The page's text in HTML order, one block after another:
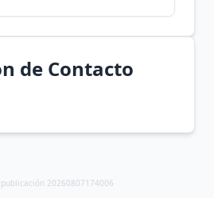
de Contacto
20260807174006